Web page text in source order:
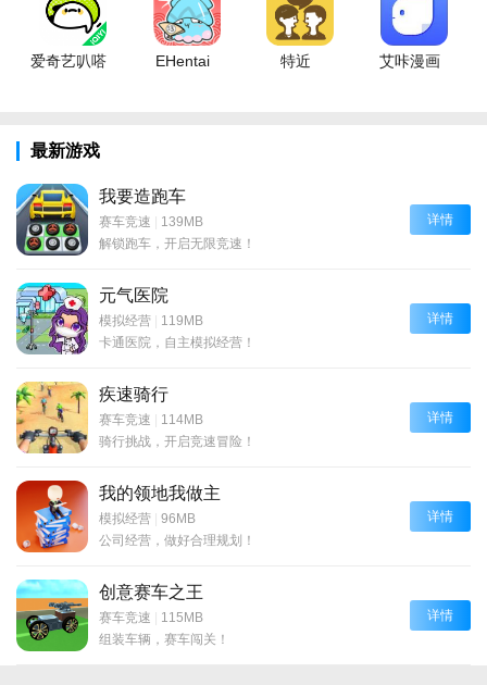
爱奇艺叭嗒 EHentai 特近 艾咔漫画
最新游戏
我要造跑车
赛车竞速 | 139MB
解锁跑车，开启无限竞速！
详情
元气医院
模拟经营 | 119MB
卡通医院，自主模拟经营！
详情
疾速骑行
赛车竞速 | 114MB
骑行挑战，开启竞速冒险！
详情
我的领地我做主
模拟经营 | 96MB
公司经营，做好合理规划！
详情
创意赛车之王
赛车竞速 | 115MB
组装车辆，赛车闯关！
详情